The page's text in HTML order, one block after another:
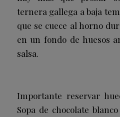
ternera gallega a baja
que se cuece al horno
en un fondo de huesos
salsa.
Importante reservar
Sopa de chocolate